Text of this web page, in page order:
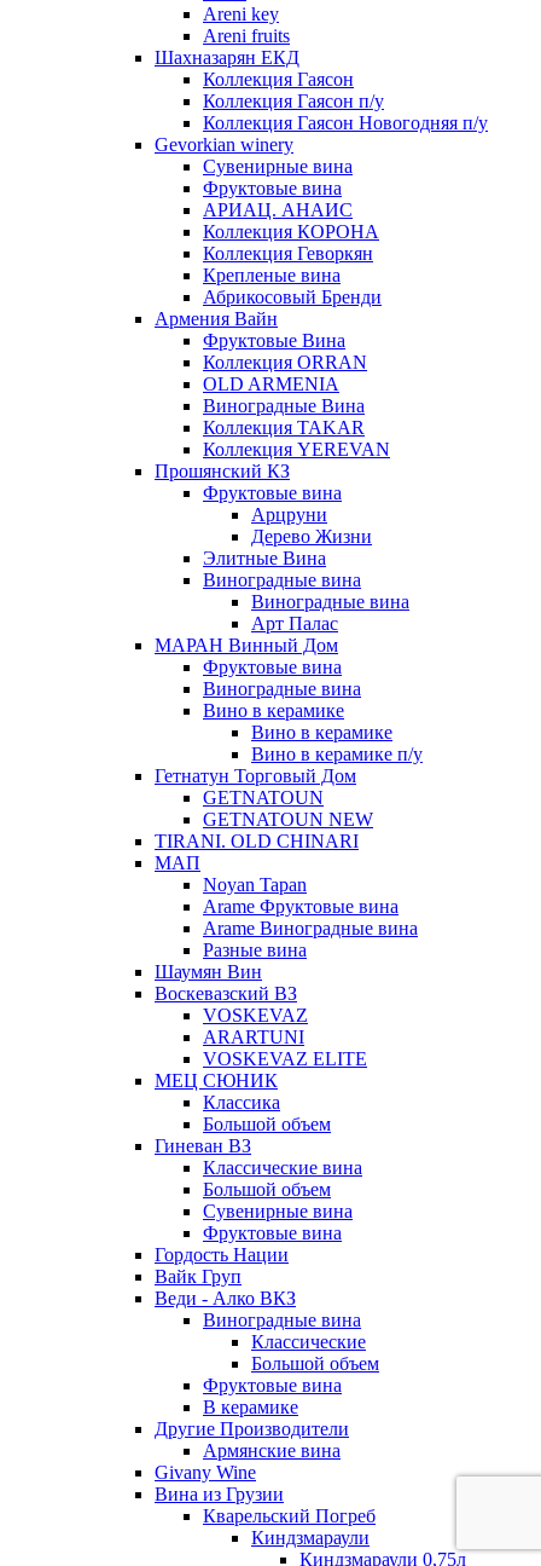
Areni key
Areni fruits
Шахназарян ЕКД
Коллекция Гаясон
Коллекция Гаясон п/у
Коллекция Гаясон Новогодняя п/у
Gevorkian winery
Сувенирные вина
Фруктовые вина
АРИАЦ. АНАИС
Коллекция КОРОНА
Коллекция Геворкян
Крепленые вина
Абрикосовый Бренди
Армения Вайн
Фруктовые Вина
Коллекция ORRAN
OLD ARMENIA
Виноградные Вина
Коллекция TAKAR
Коллекция YEREVAN
Прошянский КЗ
Фруктовые вина
Арцруни
Дерево Жизни
Элитные Вина
Виноградные вина
Виноградные вина
Арт Палас
МАРАН Винный Дом
Фруктовые вина
Виноградные вина
Вино в керамике
Вино в керамике
Вино в керамике п/у
Гетнатун Торговый Дом
GETNATOUN
GETNATOUN NEW
TIRANI. OLD CHINARI
МАП
Noyan Tapan
Arame Фруктовые вина
Arame Виноградные вина
Разные вина
Шаумян Вин
Воскевазский ВЗ
VOSKEVAZ
ARARTUNI
VOSKEVAZ ELITE
МЕЦ СЮНИК
Классика
Большой объем
Гиневан ВЗ
Классические вина
Большой объем
Сувенирные вина
Фруктовые вина
Гордость Нации
Вайк Груп
Веди - Алко ВКЗ
Виноградные вина
Классические
Большой объем
Фруктовые вина
В керамике
Другие Производители
Армянские вина
Givany Wine
Вина из Грузии
Кварельский Погреб
Киндзмараули
Киндзмараули 0,75л